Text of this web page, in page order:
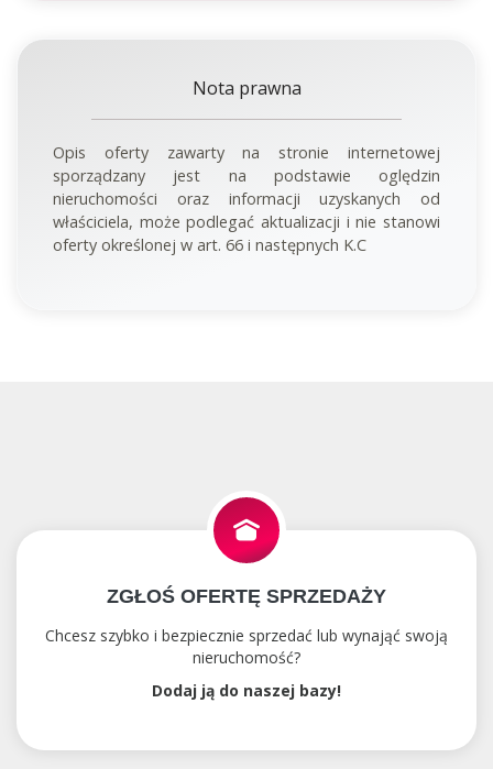
Nota prawna
Opis oferty zawarty na stronie internetowej
sporządzany jest na podstawie oględzin
nieruchomości oraz informacji uzyskanych od
właściciela, może podlegać aktualizacji i nie stanowi
oferty określonej w art. 66 i następnych K.C
ZGŁOŚ OFERTĘ SPRZEDAŻY
Chcesz szybko i bezpiecznie sprzedać lub wynająć swoją
nieruchomość?
Dodaj ją do naszej bazy!